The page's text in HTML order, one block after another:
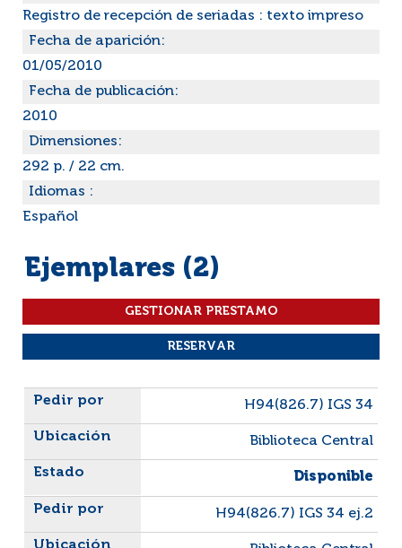
Registro de recepción de seriadas : texto impreso
Fecha de aparición:
01/05/2010
Fecha de publicación:
2010
Dimensiones:
292 p. / 22 cm.
Idiomas :
Español
Ejemplares (2)
Liste des exemplaires
H94(826.7) IGS 34
Biblioteca Central
Disponible
H94(826.7) IGS 34 ej.2